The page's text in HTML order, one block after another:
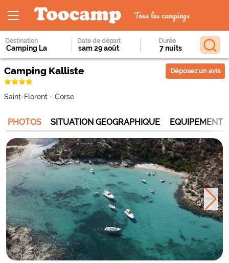
Tous les campings
Destination Date de départ Durée
Camping Kalliste
Saint-Florent - Corse
Déposez un avis
PHOTOS SITUATION GEOGRAPHIQUE